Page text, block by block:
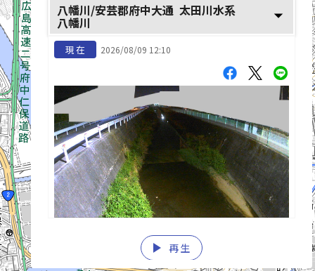
八幡川/安芸郡府中大通 太田川水系
八幡川 arrow_drop_down
現在 2026/08/09 12:10
play_arrow 再生